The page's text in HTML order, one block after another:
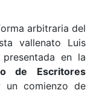
arbitraria del
vallenato Luis
en la
de Escritores
un comienzo de